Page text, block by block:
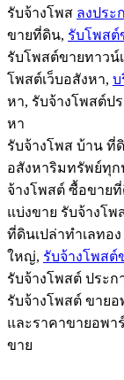
รับจ้างโพส ลงประ
ขายที่ดิน, รับโพส
รับโพสต์ขายทาวน์
โพสต์เว็บอสังหา, บ
หา, รับจ้างโพสต์ป
หา
รับจ้างโพส บ้าน ที่
อสังหาริมทรัพย์ทุก
จ้างโพสต์ ซื้อขาย
แบ่งขาย รับจ้างโ
ที่ดินเปล่าทำเลท
ใหญ่, รับจ้างโพสต์
รับจ้างโพสต์ ประ
รับจ้างโพสต์ ขายอ
และราคาขายอพา
ขาย